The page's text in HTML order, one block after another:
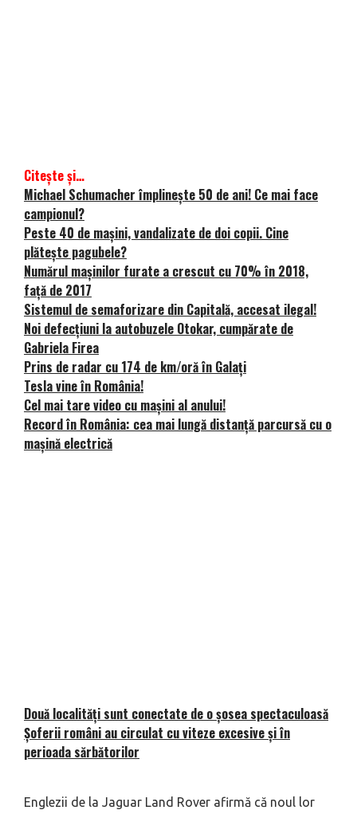
Citește și…
Michael Schumacher împlinește 50 de ani! Ce mai face
campionul?
Peste 40 de mașini, vandalizate de doi copii. Cine
plătește pagubele?
Numărul mașinilor furate a crescut cu 70% în 2018,
față de 2017
Sistemul de semaforizare din Capitală, accesat ilegal!
Noi defecţiuni la autobuzele Otokar, cumpărate de
Gabriela Firea
Prins de radar cu 174 de km/oră în Galați
Tesla vine în România!
Cel mai tare video cu mașini al anului!
Record în România: cea mai lungă distanță parcursă cu o
mașină electrică
Două localități sunt conectate de o șosea spectaculoasă
Șoferii români au circulat cu viteze excesive și în
perioada sărbătorilor
Englezii de la Jaguar Land Rover afirmă că noul lor